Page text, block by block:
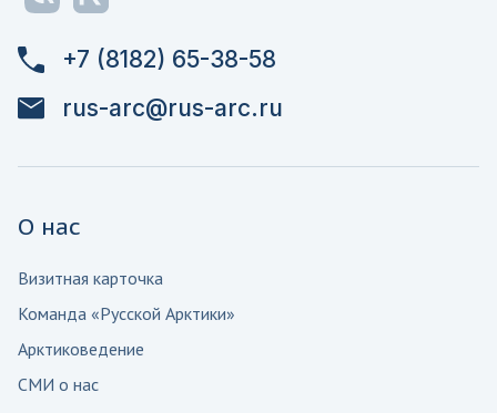
+7 (8182) 65-38-58
rus-arc@rus-arc.ru
О нас
Визитная карточка
Команда «Русской Арктики»
Арктиковедение
СМИ о нас